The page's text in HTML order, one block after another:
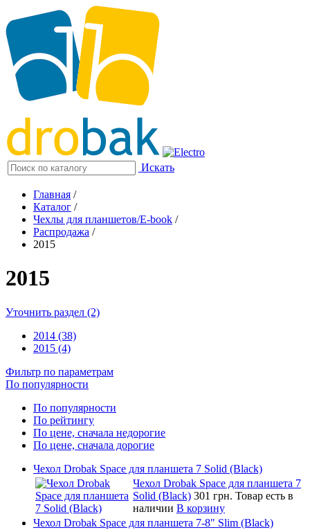
Искать
Главная /
Каталог /
Чехлы для планшетов/E-book /
Распродажа /
2015
2015
Уточнить раздел (2)
2014 (38)
2015 (4)
Фильтр по параметрам
По популярности
По популярности
По рейтингу
По цене, сначала недорогие
По цене, сначала дорогие
Чехол Drobak Space для планшета 7 Solid (Black)
Чехол Drobak Space для планшета 7
Solid (Black) 301 грн. Товар есть в
наличии В корзину
Чехол Drobak Space для планшета 7-8" Slim (Black)